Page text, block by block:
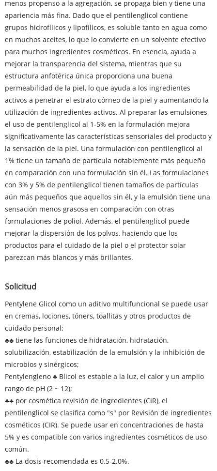
menos propenso a la agregación, se propaga bien y tiene una
apariencia más fina. Dado que el pentilenglicol contiene
grupos hidrofílicos y lipofílicos, es soluble tanto en agua como
en muchos aceites, lo que lo convierte en un solvente efectivo
para muchos ingredientes cosméticos. En esencia, ayuda a
mejorar la transparencia del sistema, mientras que su
estructura anfotérica única proporciona una buena
permeabilidad de la piel, lo que ayuda a los ingredientes
activos a penetrar el estrato córneo de la piel y aumentando la
utilización de ingredientes activos. Al preparar las emulsiones,
el uso de pentilenglicol al 1-5% en la formulación mejora
significativamente las características sensoriales del producto y
la sensación de la piel. Una formulación con pentilenglicol al
1% tiene un tamaño de partícula notablemente más pequeño
en comparación con una formulación sin él. Las formulaciones
con 3% y 5% de pentilenglicol tienen tamaños de partículas
aún más pequeños que aquellos sin él, y la emulsión tiene una
sensación menos grasosa en comparación con otras
formulaciones de poliol. Además, el pentilenglicol puede
mejorar la dispersión de los polvos, haciendo que los
productos para el cuidado de la piel o el protector solar
parezcan más blancos y más brillantes.
Solicitud
Pentylene Glicol como un aditivo multifuncional se puede usar
en cremas, lociones, tóners, toallitas y otros productos de
cuidado personal;
♣♣ tiene las funciones de hidratación, hidratación,
solubilización, estabilización de la emulsión y la inhibición de
microbios y sinérgicos;
Pentylengleno ♣ Blicol es estable a la luz, el calor y un amplio
rango de pH (2 ~ 12);
♣♣ por cosmética revisión de ingredientes (CIR), el
pentilenglicol se clasifica como "s" por Revisión de ingredientes
cosméticos (CIR). Se puede usar en concentraciones de hasta
5% y es compatible con varios ingredientes cosméticos de uso
común.
♣♣ La dosis recomendada es 0.5-2.0%.